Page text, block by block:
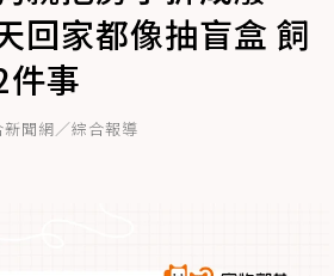
回家都像抽盲盒 飼
件事
新聞網／綜合報導